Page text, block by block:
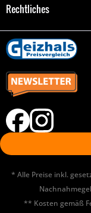
Rechtliches
* Alle Preise inkl.
** Kosten gemäß